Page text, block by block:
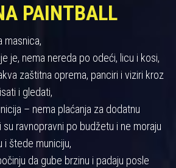
PAINTBALL
masnica,
je, nema nereda po odeći, licu i kosi,
zaštitna oprema, panciri i viziri kroz
i gledati,
– nema plaćanja za dodatnu
su ravnopravni po budžetu i ne moraju
i štede municiju,
da gube brzinu i padaju posle